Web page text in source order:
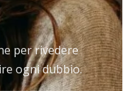
per rivedere
ogni dubbio.